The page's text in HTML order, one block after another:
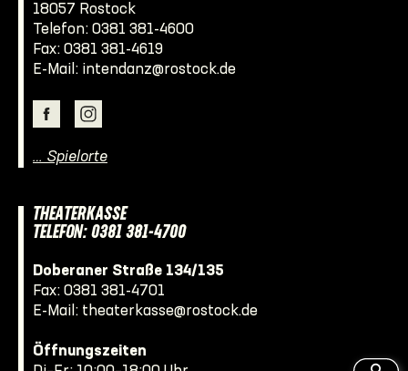
18057 Rostock
Telefon: 0381 381-4600
Fax: 0381 381-4619
E-Mail: intendanz@rostock.de
… Spielorte
THEATERKASSE
TELEFON: 0381 381-4700
Doberaner Straße 134/135
Fax: 0381 381-4701
E-Mail: theaterkasse@rostock.de
Öffnungszeiten